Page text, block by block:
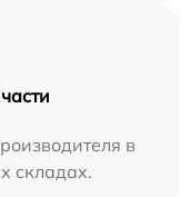
в
складах.